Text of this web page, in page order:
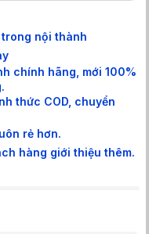
nội thành
chính hãng, mới 100%
thức COD, chuyển
rẻ hơn.
hàng giới thiệu thêm.